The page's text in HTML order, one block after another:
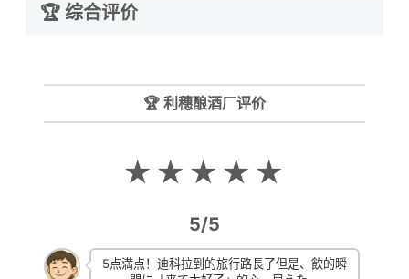
🏆 综合评价
🏆 利穗酿酒厂评价
★★★★★
5/5
5点満点！迪科拉到的旅行路長了但是、飲的瞬